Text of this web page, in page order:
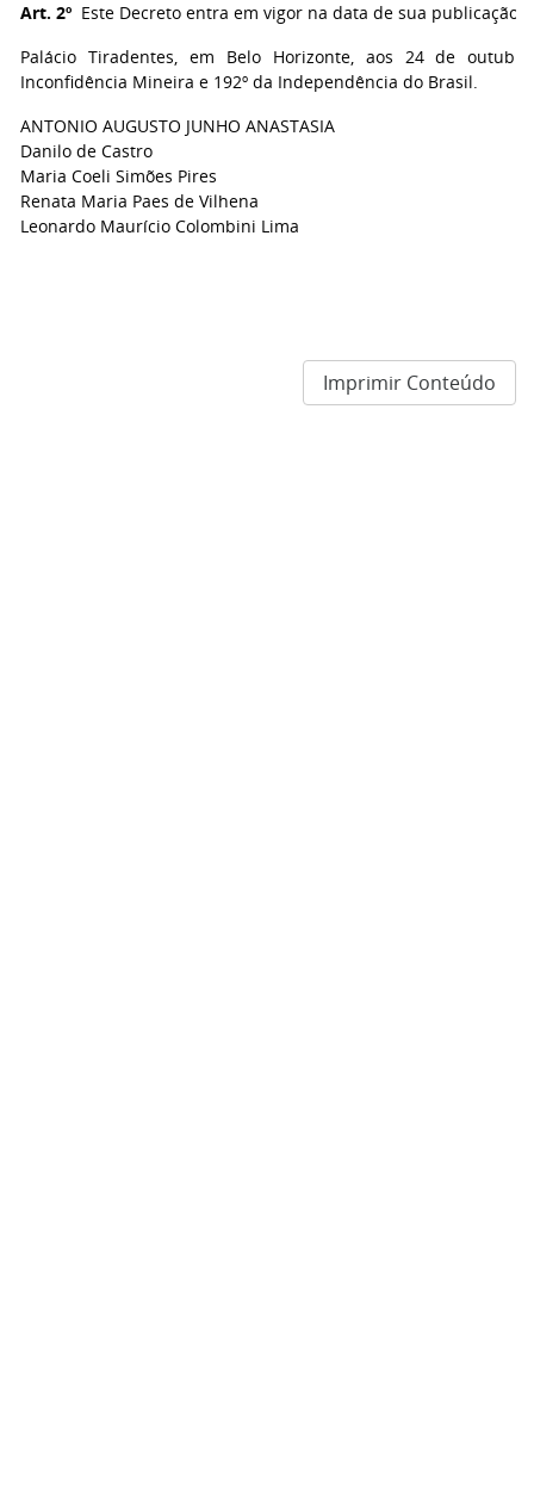
Art. 2º Este Decreto entra em vigor na data de sua publicação.
Palácio Tiradentes, em Belo Horizonte, aos 24 de
Inconfidência Mineira e 192º da Independência do Brasil.
ANTONIO AUGUSTO JUNHO ANASTASIA
Danilo de Castro
Maria Coeli Simões Pires
Renata Maria Paes de Vilhena
Leonardo Maurício Colombini Lima
Imprimir Conteúdo